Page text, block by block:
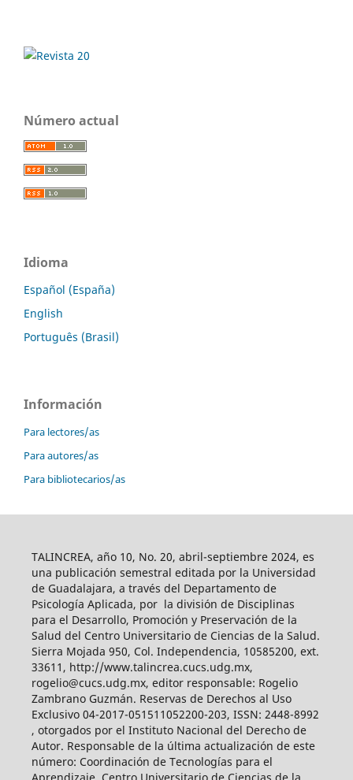
Número actual
Idioma
Español (España)
English
Português (Brasil)
Información
Para lectores/as
Para autores/as
Para bibliotecarios/as
TALINCREA, año 10, No. 20, abril-septiembre 2024, es
una publicación semestral editada por la Universidad
de Guadalajara, a través del Departamento de
Psicología Aplicada, por la división de Disciplinas
para el Desarrollo, Promoción y Preservación de la
Salud del Centro Universitario de Ciencias de la Salud.
Sierra Mojada 950, Col. Independencia, 10585200, ext.
33611, http://www.talincrea.cucs.udg.mx,
rogelio@cucs.udg.mx, editor responsable: Rogelio
Zambrano Guzmán. Reservas de Derechos al Uso
Exclusivo 04-2017-051511052200-203, ISSN: 2448-8992
, otorgados por el Instituto Nacional del Derecho de
Autor. Responsable de la última actualización de este
número: Coordinación de Tecnologías para el